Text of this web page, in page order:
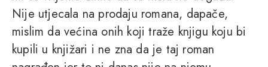
Nije utjecala na prodaju romana, dapače,
mislim da većina onih koji traže knjigu koju bi
kupili u knjižari i ne zna da je taj roman